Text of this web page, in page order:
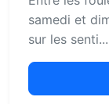
samedi et
sur les senti...